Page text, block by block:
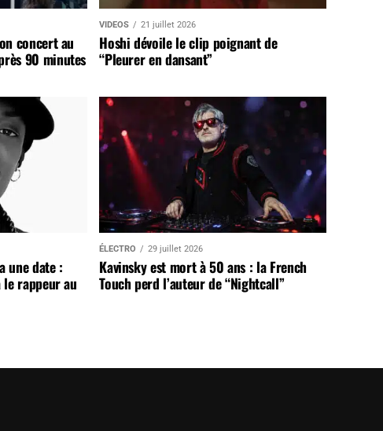
concert au
90 minutes
VIDEOS 21 juillet 2026
Hoshi dévoile le clip poignant de
“Pleurer en dansant”
une date :
le rappeur au
ÉLECTRO 29 juillet 2026
Kavinsky est mort à 50 ans : la French
Touch perd l’auteur de “Nightcall”